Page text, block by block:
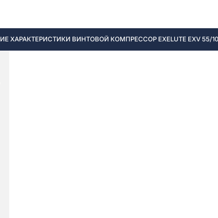
ХАРАКТЕРИСТИКИ ВИНТОВОЙ КОМПРЕССОР EXELUTE EXV 55/10